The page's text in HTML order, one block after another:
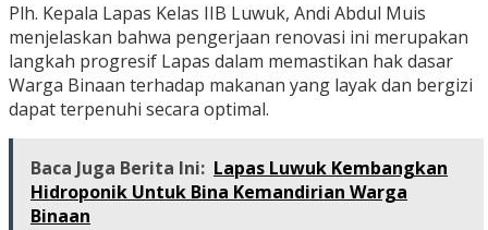
Plh. Kepala Lapas Kelas IIB Luwuk, Andi Abdul Muis
menjelaskan bahwa pengerjaan renovasi ini merupakan
langkah progresif Lapas dalam memastikan hak dasar
Warga Binaan terhadap makanan yang layak dan bergizi
dapat terpenuhi secara optimal.
Baca Juga Berita Ini: Lapas Luwuk Kembangkan
Hidroponik Untuk Bina Kemandirian Warga
Binaan